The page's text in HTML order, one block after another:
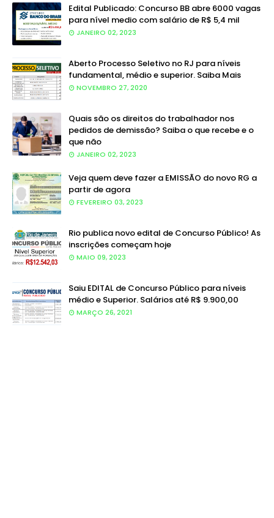
Edital Publicado: Concurso BB abre 6000 vagas
para nível medio com salário de R$ 5,4 mil
JANEIRO 02, 2023
Aberto Processo Seletivo no RJ para níveis
fundamental, médio e superior. Saiba Mais
NOVEMBRO 27, 2020
Quais são os direitos do trabalhador nos
pedidos de demissão? Saiba o que recebe e o
que não
JANEIRO 02, 2023
Veja quem deve fazer a EMISSÃO do novo RG a
partir de agora
FEVEREIRO 03, 2023
Rio publica novo edital de Concurso Público! As
inscrições começam hoje
MAIO 09, 2023
Saiu EDITAL de Concurso Público para níveis
médio e Superior. Salários até R$ 9.900,00
MARÇO 26, 2021